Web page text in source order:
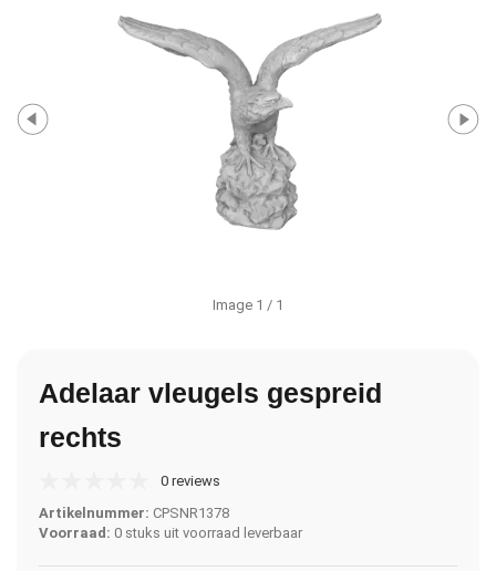
Image 1 / 1
Adelaar vleugels gespreid
rechts
0 reviews
Artikelnummer: CPSNR1378
Voorraad: 0 stuks uit voorraad leverbaar